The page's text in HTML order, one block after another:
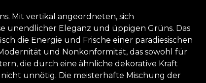
Mit vertikal angeordneten, sich
unendlicher Eleganz und üppigen Grüns. Das
die Energie und Frische einer paradiesischen
und Nonkonformität, das sowohl für
die durch eine ähnliche dekorative Kraft
unnötig. Die meisterhafte Mischung der